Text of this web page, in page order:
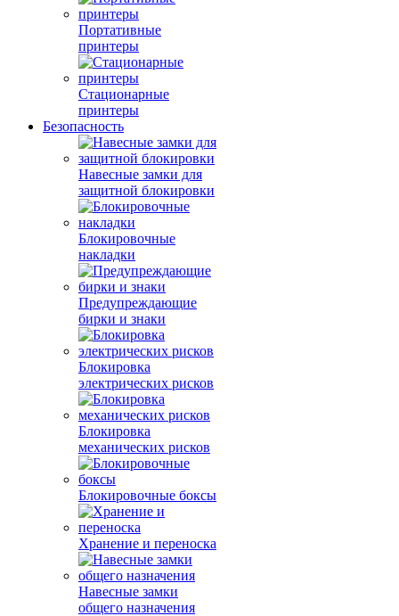
Портативные
принтеры
Стационарные
принтеры
Безопасность
Навесные замки для
защитной блокировки
Блокировочные
накладки
Предупреждающие
бирки и знаки
Блокировка
электрических рисков
Блокировка
механических рисков
Блокировочные боксы
Хранение и переноска
Навесные замки
общего назначения